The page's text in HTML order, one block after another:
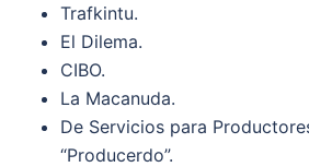
Trafkintu.
El Dilema.
CIBO.
La Macanuda.
De Servicios para
“Producerdo”.